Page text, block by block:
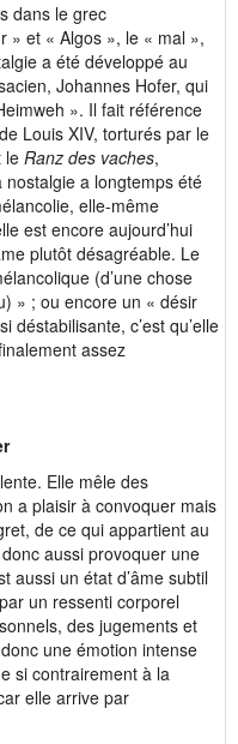
dans le grec
» et « Algos », le « mal »,
a été développé au
Johannes Hofer, qui
». Il fait référence
Louis XIV, torturés par le
le Ranz des vaches,
a longtemps été
elle-même
est encore aujourd’hui
plutôt désagréable. Le
(d’une chose
» ; ou encore un « désir
déstabilisante, c’est qu’elle
assez
Elle mêle des
a plaisir à convoquer mais
de ce qui appartient au
aussi provoquer une
aussi un état d’âme subtil
un ressenti corporel
des jugements et
une émotion intense
si contrairement à la
elle arrive par